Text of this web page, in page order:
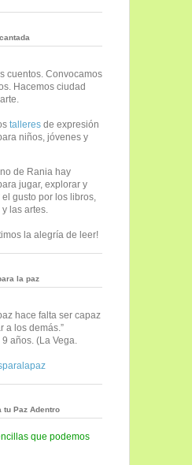
cuentos. Convocamos
Hacemos ciudad
talleres de expresión
niños, jóvenes y
de Rania hay
jugar, explorar y
gusto por los libros,
las artes.
la alegría de leer!
la paz
hace falta ser capaz
a los demás.”
9 años. (La Vega.
tu Paz Adentro
que podemos